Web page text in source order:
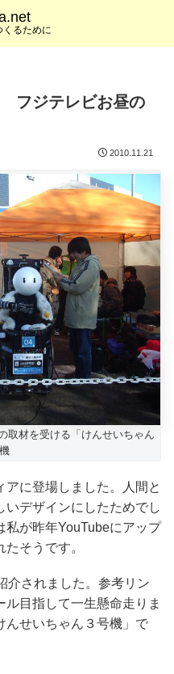
くるために
フジテレビお昼の
2010.11.21
取材を受ける「けんせいちゃん
に登場しました。人間と
デザインにしたためでし
が昨年YouTubeにアップ
そうです。
介されました。参考リン
目指して一生懸命走りま
んせいちゃん３号機」で